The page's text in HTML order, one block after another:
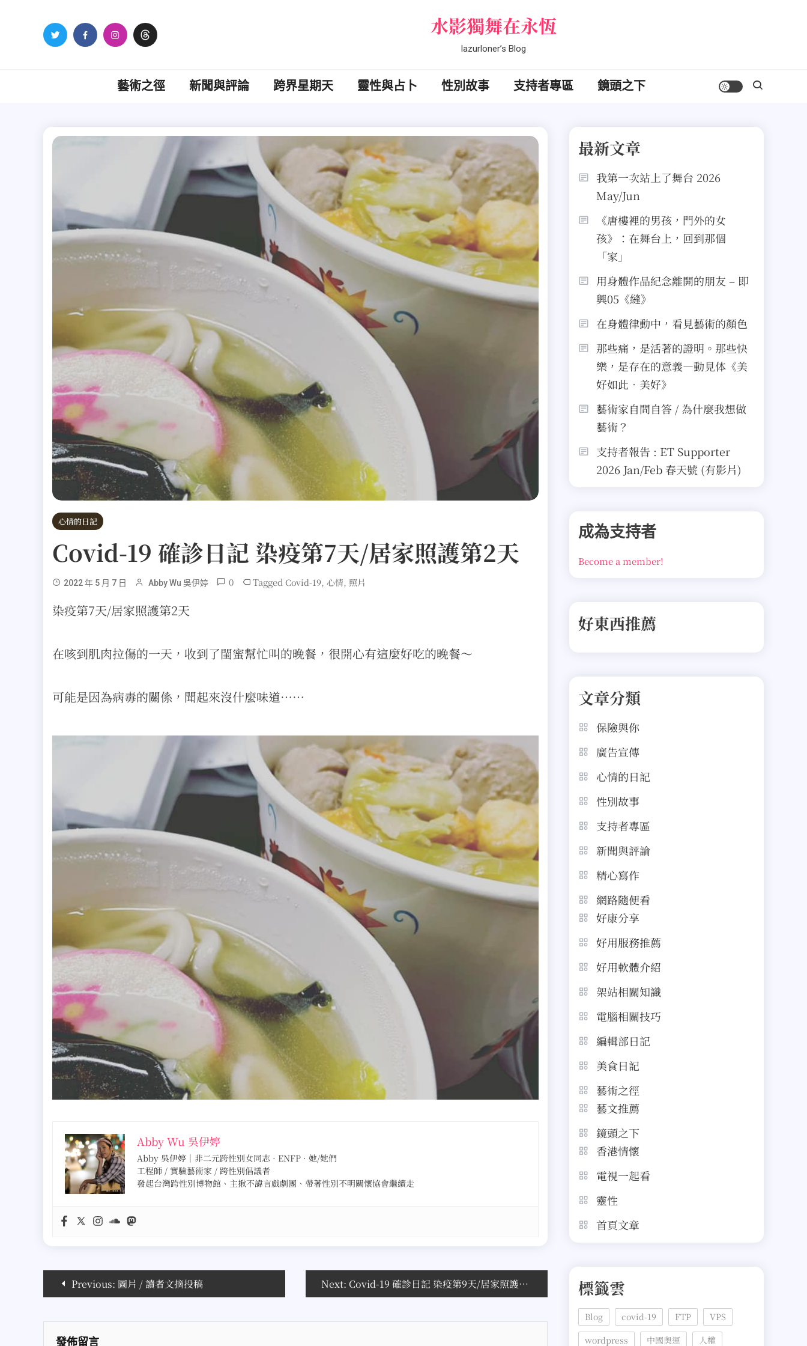
水影獨舞在永恆
lazurloner’s Blog
藝術之徑 新聞與評論 跨界星期天 靈性與占卜 性別故事 支持者專區 鏡頭之下
心情的日記
Covid-19 確診日記 染疫第7天/居家照護第2天
2022 年 5 月 7 日 Abby Wu 吳伊婷 0 Tagged Covid-19, 心情, 照片
染疫第7天/居家照護第2天
在咳到肌肉拉傷的一天，收到了閨蜜幫忙叫的晚餐，很開心有這麼好吃的晚餐～
可能是因為病毒的關係，聞起來沒什麼味道⋯⋯
Abby Wu 吳伊婷
Abby 吳伊婷｜非二元跨性別女同志 · ENFP · 她/她們
工程師 / 實驗藝術家 / 跨性別倡議者
發起台灣跨性別博物館、主揪不諱言戲劇團、帶著性別不明關懷協會繼續走
導
Previous: 圖片 / 讀者文摘投稿 Next: Covid-19 確診日記 染疫第9天/居家照護第4天
發佈留言
最新文章
我第一次站上了舞台 2026
May/Jun
《唐樓裡的男孩，門外的女
孩》：在舞台上，回到那個
「家」
用身體作品紀念離開的朋友 – 即
興05《縫》
在身體律動中，看見藝術的顏色
那些痛，是活著的證明。那些快
樂，是存在的意義—動見体《美
好如此．美好》
藝術家自問自答 / 為什麼我想做
藝術？
支持者報告 : ET Supporter
2026 Jan/Feb 春天號 (有影片)
成為支持者
Become a member!
好東西推薦
文章分類
保險與你
廣告宣傳
心情的日記
性別故事
支持者專區
新聞與評論
精心寫作
網路隨便看
好康分享
好用服務推薦
好用軟體介紹
架站相關知識
電腦相關技巧
編輯部日記
美食日記
藝術之徑
藝文推薦
鏡頭之下
香港情懷
電視一起看
靈性
首頁文章
標籤雲
Blog covid-19 FTP
VPS
wordpress
中國奧運
人權